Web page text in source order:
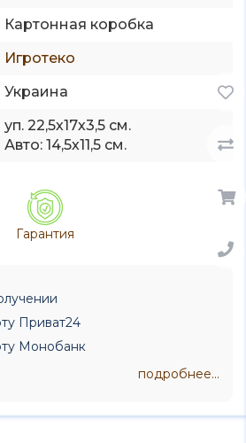
Картонная коробка
Игротеко
Украина
уп. 22,5х17х3,5 см.
Авто: 14,5х11,5 см.
Гарантия
Приват24
Монобанк
подробнее...